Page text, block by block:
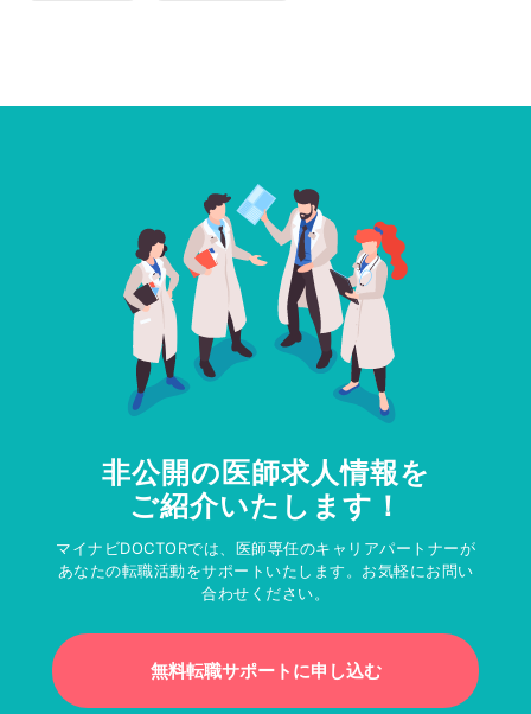
非公開の医師求人情報を
ご紹介いたします！
マイナビDOCTORでは、医師専任のキャリアパートナーが
あなたの転職活動をサポートいたします。お気軽にお問い
合わせください。
無料転職サポートに申し込む